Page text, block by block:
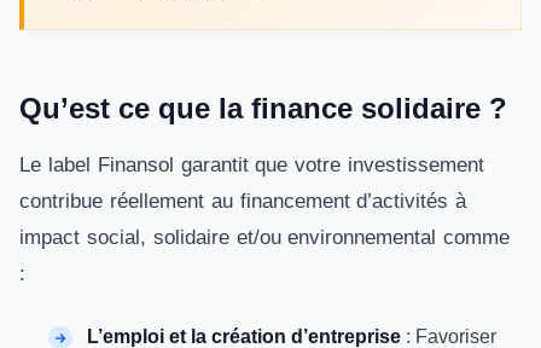
Qu’est ce que la finance solidaire ?
Le label Finansol garantit que votre investissement
contribue réellement au financement d’activités à
impact social, solidaire et/ou environnemental comme
:
L’emploi et la création d’entreprise : Favoriser